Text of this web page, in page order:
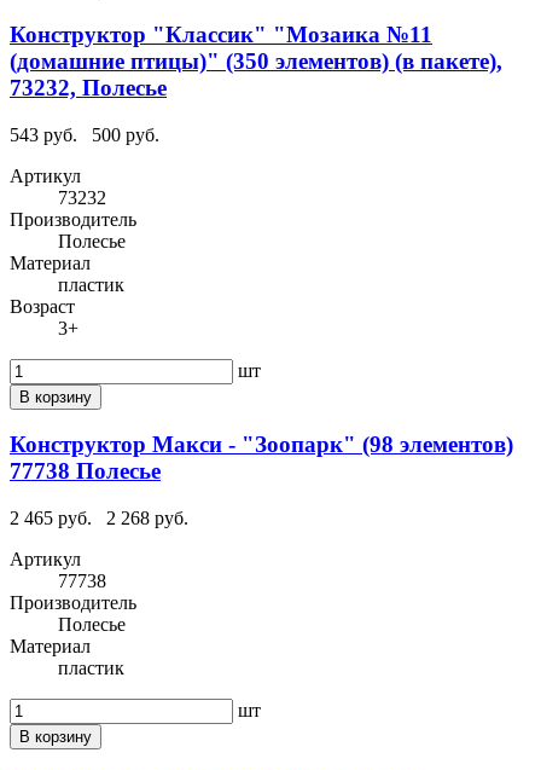
Конструктор "Классик" "Мозаика №11
(домашние птицы)" (350 элементов) (в пакете),
73232, Полесье
543 руб.
500 руб.
Артикул
73232
Производитель
Полесье
Материал
пластик
Возраст
3+
шт
В корзину
Конструктор Макси - "Зоопарк" (98 элементов)
77738 Полесье
2 465 руб.
2 268 руб.
Артикул
77738
Производитель
Полесье
Материал
пластик
шт
В корзину